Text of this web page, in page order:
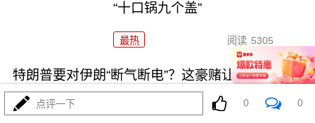
“十口锅九个盖”
最热 阅读 5305
特朗普要对伊朗“断气断电”？这豪赌让全球买单
点评一下 0 0